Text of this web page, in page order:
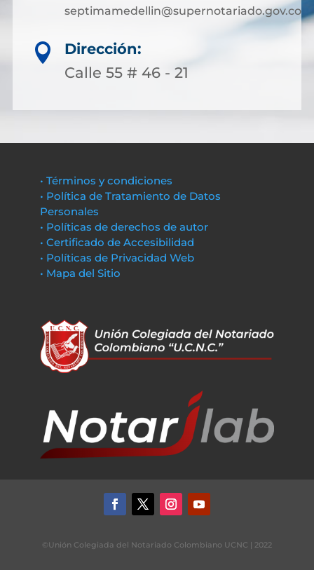
septimamedellin@supernotariado.gov.co

Dirección:
Calle 55 # 46 - 21
• Términos y condiciones
• Política de Tratamiento de Datos
Personales
• Políticas de derechos de autor
• Certificado de Accesibilidad
• Políticas de Privacidad Web
• Mapa del Sitio
©Unión Colegiada del Notariado Colombiano UCNC | 2022